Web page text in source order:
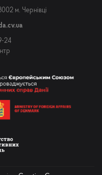
м. Чернівці
24